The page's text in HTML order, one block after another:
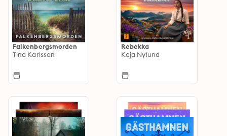
Falkenbergsmorden
Tina Karlsson
Rebekka
Kaja Nylund